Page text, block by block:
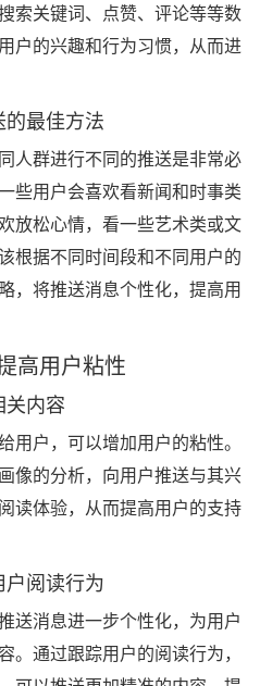
索关键词、点赞、评论等等数
户的兴趣和行为习惯，从而进
最佳方法
群进行不同的推送是非常必
些用户会喜欢看新闻和时事类
放松心情，看一些艺术类或文
根据不同时间段和不同用户的
，将推送消息个性化，提高用
高用户粘性
关内容
户，可以增加用户的粘性。
像的分析，向用户推送与其兴
读体验，从而提高用户的支持
阅读行为
消息进一步个性化，为用户
。通过跟踪用户的阅读行为，